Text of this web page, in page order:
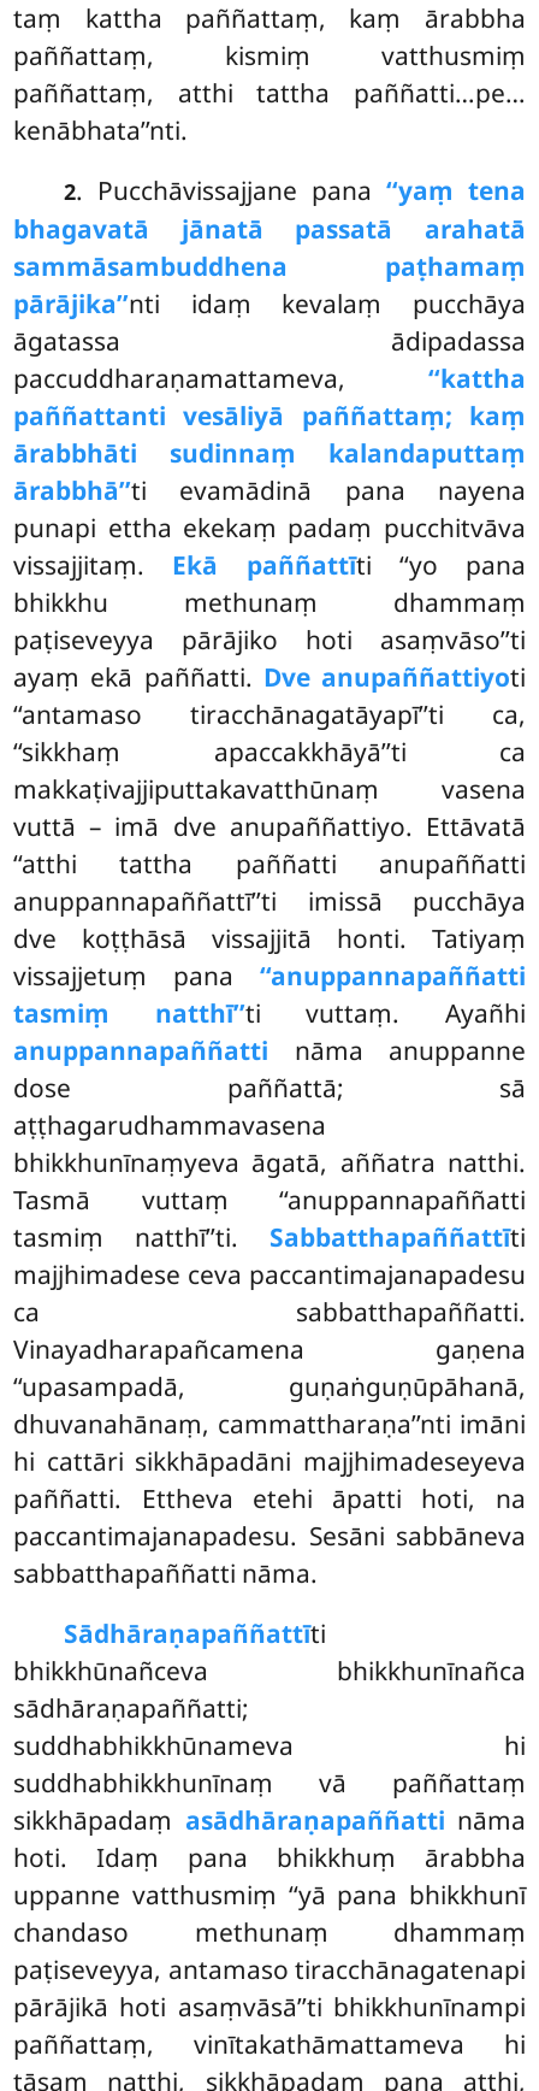
taṃ kattha paññattaṃ, kaṃ ārabbha
paññattaṃ, kismiṃ vatthusmiṃ
paññattaṃ, atthi tattha paññatti…pe…
kenābhata’’nti.
2. Pucchāvissajjane pana ‘‘yaṃ tena
bhagavatā jānatā passatā arahatā
sammāsambuddhena paṭhamaṃ
pārājika’’nti idaṃ kevalaṃ pucchāya
āgatassa ādipadassa
paccuddharaṇamattameva, ‘‘kattha
paññattanti vesāliyā paññattaṃ; kaṃ
ārabbhāti sudinnaṃ kalandaputtaṃ
ārabbhā’’ti evamādinā pana nayena
punapi ettha ekekaṃ padaṃ pucchitvāva
vissajjitaṃ. Ekā paññattīti ‘‘yo pana
bhikkhu methunaṃ dhammaṃ
paṭiseveyya pārājiko hoti asaṃvāso’’ti
ayaṃ ekā paññatti. Dve anupaññattiyoti
‘‘antamaso tiracchānagatāyapī’’ti ca,
‘‘sikkhaṃ apaccakkhāyā’’ti ca
makkaṭivajjiputtakavatthūnaṃ vasena
vuttā – imā dve anupaññattiyo. Ettāvatā
‘‘atthi tattha paññatti anupaññatti
anuppannapaññattī’’ti imissā pucchāya
dve koṭṭhāsā vissajjitā honti. Tatiyaṃ
vissajjetuṃ pana ‘‘anuppannapaññatti
tasmiṃ natthī’’ti vuttaṃ. Ayañhi
anuppannapaññatti nāma anuppanne
dose paññattā; sā
aṭṭhagarudhammavasena
bhikkhunīnaṃyeva āgatā, aññatra natthi.
Tasmā vuttaṃ ‘‘anuppannapaññatti
tasmiṃ natthī’’ti. Sabbatthapaññattīti
majjhimadese ceva paccantimajanapadesu
ca sabbatthapaññatti.
Vinayadharapañcamena gaṇena
‘‘upasampadā, guṇaṅguṇūpāhanā,
dhuvanahānaṃ, cammattharaṇa’’nti imāni
hi cattāri sikkhāpadāni majjhimadeseyeva
paññatti. Ettheva etehi āpatti hoti, na
paccantimajanapadesu. Sesāni sabbāneva
sabbatthapaññatti nāma.
Sādhāraṇapaññattīti
bhikkhūnañceva bhikkhunīnañca
sādhāraṇapaññatti;
suddhabhikkhūnameva hi
suddhabhikkhunīnaṃ vā paññattaṃ
sikkhāpadaṃ asādhāraṇapaññatti nāma
hoti. Idaṃ pana bhikkhuṃ ārabbha
uppanne vatthusmiṃ ‘‘yā pana bhikkhunī
chandaso methunaṃ dhammaṃ
paṭiseveyya, antamaso tiracchānagatenapi
pārājikā hoti asaṃvāsā’’ti bhikkhunīnampi
paññattaṃ, vinītakathāmattameva hi
tāsaṃ natthi, sikkhāpadaṃ pana atthi,